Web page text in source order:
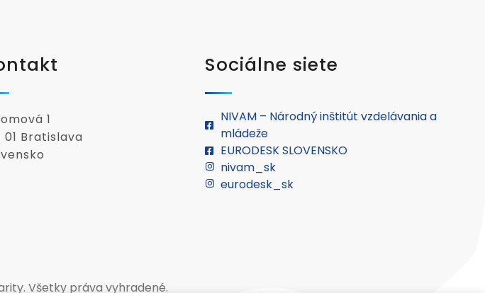
1
01 Bratislava
Sociálne siete
NIVAM – Národný inštitút vzdelávania a
mládeže
EURODESK SLOVENSKO
nivam_sk
eurodesk_sk
Všetky práva vyhradené.